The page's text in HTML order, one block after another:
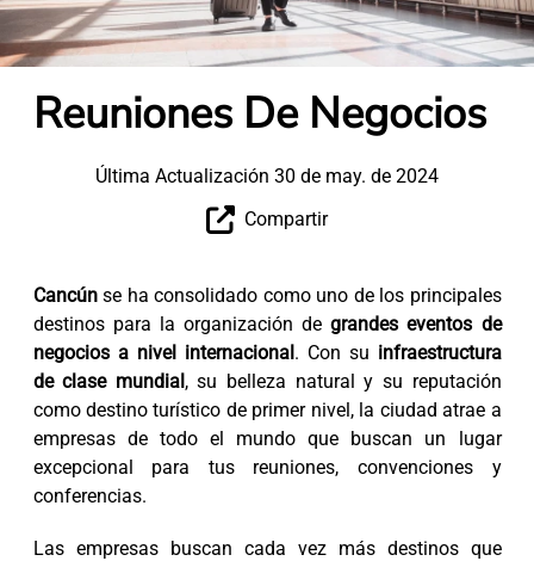
Reuniones De Negocios
Última Actualización 30 de may. de 2024
Compartir
Cancúnse ha consolidado como uno de los principales
destinos para la organización degrandes eventos de
negocios a nivel internacional. Con su infraestructura
de clase mundial, su belleza natural y su reputación
como destino turístico de primer nivel, la ciudad atrae a
empresas de todo el mundo que buscan un lugar
excepcional para tus reuniones, convenciones y
conferencias.
Las empresas buscan cada vez más destinos que